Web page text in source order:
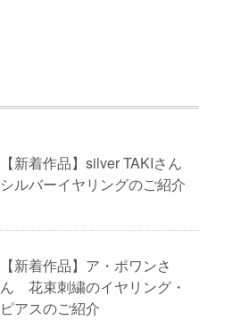
【新着作品】silver TAKIさん
シルバーイヤリングのご紹介
【新着作品】ア・ポワンさ
ん 花束刺繍のイヤリング・
ピアスのご紹介